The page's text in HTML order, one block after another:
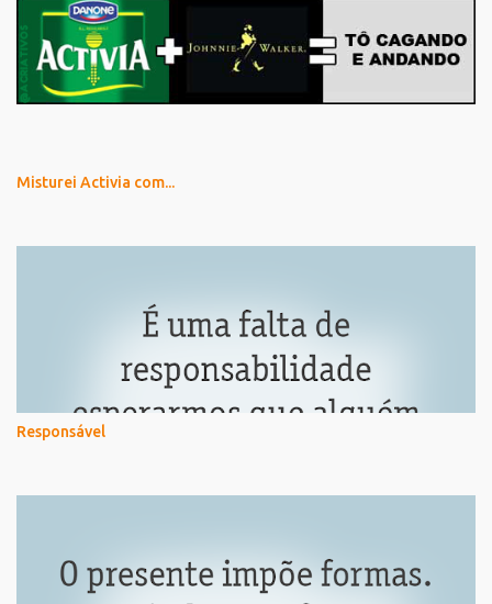
Misturei Activia com...
Responsável